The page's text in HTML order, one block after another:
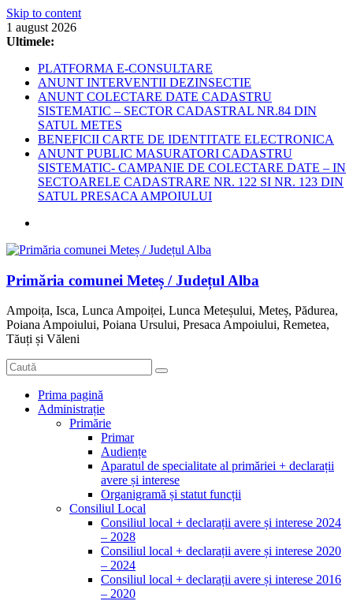
Skip to content
1 august 2026
Ultimele:
PLATFORMA E-CONSULTARE
ANUNT INTERVENTII DEZINSECTIE
ANUNT COLECTARE DATE CADASTRU
SISTEMATIC – SECTOR CADASTRAL NR.84 DIN
SATUL METES
BENEFICII CARTE DE IDENTITATE ELECTRONICA
ANUNT PUBLIC MASURATORI CADASTRU
SISTEMATIC- CAMPANIE DE COLECTARE DATE – IN
SECTOARELE CADASTRARE NR. 122 SI NR. 123 DIN
SATUL PRESACA AMPOIULUI
Primăria comunei Meteș / Județul Alba
Ampoița, Isca, Lunca Ampoiței, Lunca Meteșului, Meteș, Pădurea,
Poiana Ampoiului, Poiana Ursului, Presaca Ampoiului, Remetea,
Tăuți și Văleni
Prima pagină
Administrație
Primărie
Primar
Audiențe
Aparatul de specialitate al primăriei + declarații
avere și interese
Organigramă și statut funcții
Consiliul Local
Consiliul local + declarații avere și interese 2024
– 2028
Consiliul local + declarații avere și interese 2020
– 2024
Consiliul local + declarații avere și interese 2016
– 2020